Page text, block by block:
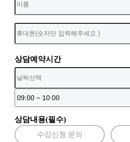
상담예약시간
상담내용(필수)
수강신청 문의